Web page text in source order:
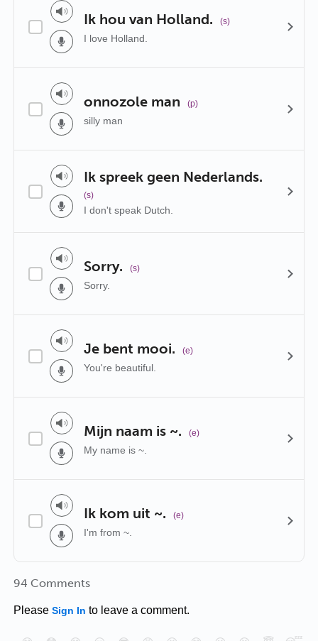
Ik hou van Holland. (s)
I love Holland.
onnozole man (p)
silly man
Ik spreek geen Nederlands.
(s)
I don't speak Dutch.
Sorry. (s)
Sorry.
Je bent mooi. (e)
You're beautiful.
Mijn naam is ~. (e)
My name is ~.
Ik kom uit ~. (e)
I'm from ~.
94 Comments
Please Sign In to leave a comment.